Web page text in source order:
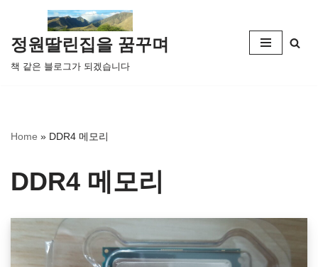
콘
텐
츠
뛰
정원딸린집을 꿈꾸며
책 같은 블로그가 되겠습니다
Home » DDR4 메모리
DDR4 메모리